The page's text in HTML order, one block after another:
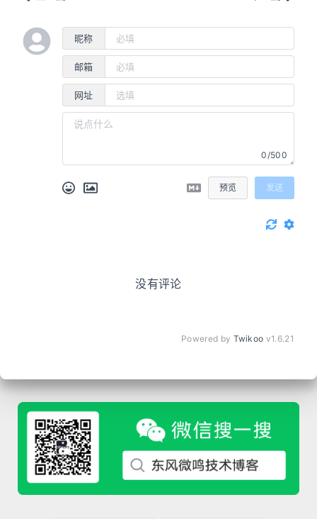
昵称
邮箱
网址
0/500
预览 发送
没有评论
Powered by Twikoo v1.6.21